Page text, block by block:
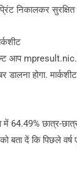
निकालकर
आप
डालना होगा.
में 64.49%
दें कि पिछले वर्ष